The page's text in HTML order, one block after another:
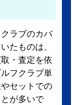
ラブのカバ
たものは、
・査定を依
フクラブ単
セットでの
が多いで